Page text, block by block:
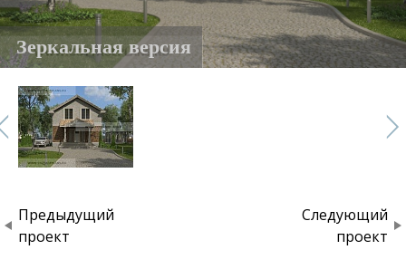
Зеркальная версия
Предыдущий
проект
Следующий
проект